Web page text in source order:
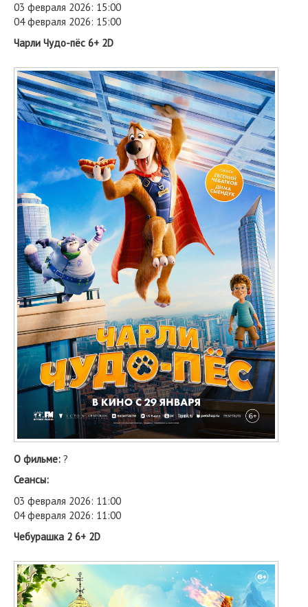
03 февраля 2026: 15:00
04 февраля 2026: 15:00
Чарли Чудо-пёс 6+ 2D
О фильме: ?
Сеансы:
03 февраля 2026: 11:00
04 февраля 2026: 11:00
Чебурашка 2 6+ 2D